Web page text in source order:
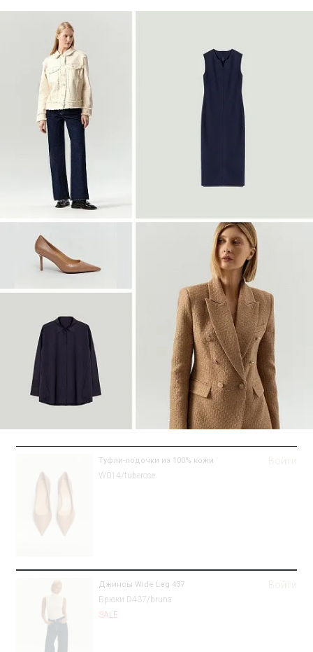
Топ с металлической вставкой
GL112/lewpard
SALE
Туфли-лодочки из 100% кожи
W014/tuberose
Войти
Джинсы Wide Leg 437
Брюки D437/bruna
SALE
Войти